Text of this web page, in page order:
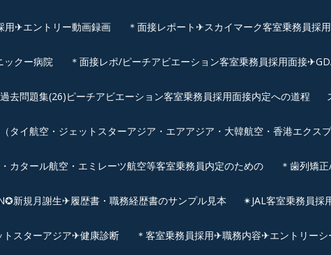
用✈エントリー動画録画 ＊面接レポート✈スカイマーク客室乗務員採
ックー病院 ＊面接レポ/ピーチアビエーション客室乗務員採用面接
過去問題集(26)ピーチアビエーション客室乗務員採用面接内定への道程
タイ航空・ジェットスターアジア・エアアジア・大韓航空・香港エクス
カタール航空・エミレーツ航空等客室乗務員内定のための ＊歯列矯
新規月謝生✈履歴書・職務経歴書のサンプル見本 ✴︎JAL客室乗務員採
トスターアジア✈︎健康診断 ＊客室乗務員採用✈職務内容✈エントリー